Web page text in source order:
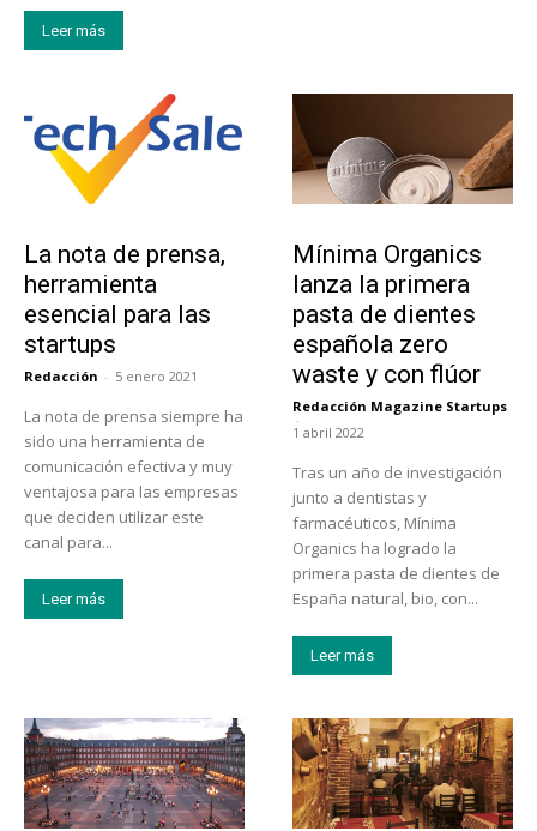
Leer más
La nota de prensa,
herramienta
esencial para las
startups
Redacción - 5 enero 2021
La nota de prensa siempre ha
sido una herramienta de
comunicación efectiva y muy
ventajosa para las empresas
que deciden utilizar este
canal para...
Leer más
Mínima Organics
lanza la primera
pasta de dientes
española zero
waste y con flúor
Redacción Magazine Startups
-
1 abril 2022
Tras un año de investigación
junto a dentistas y
farmacéuticos, Mínima
Organics ha logrado la
primera pasta de dientes de
España natural, bio, con...
Leer más